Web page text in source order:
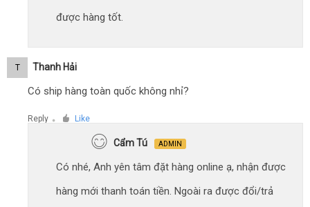
được hàng tốt.
T Thanh Hải
Có ship hàng toàn quốc không nhỉ?
Reply ● Like
Cẩm Tú ADMIN
Có nhé, Anh yên tâm đặt hàng online ạ, nhận được
hàng mới thanh toán tiền. Ngoài ra được đổi/trả